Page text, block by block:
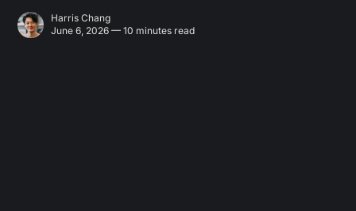
Harris Chang
June 6, 2026 — 10 minutes read